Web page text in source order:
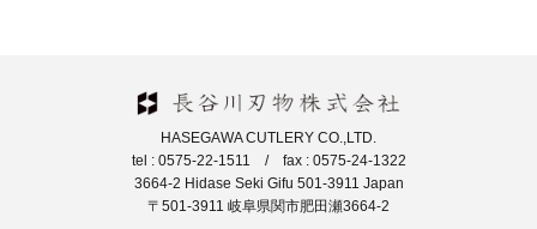
HASEGAWA CUTLERY CO.,LTD.
tel : 0575-22-1511 / fax : 0575-24-1322
3664-2 Hidase Seki Gifu 501-3911 Japan
〒501-3911 岐阜県関市肥田瀬3664-2